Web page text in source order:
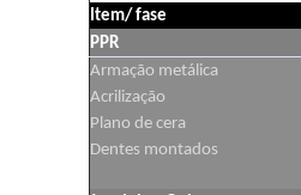
Item/ fase
PPR
Armação metálica
Acrilização
Plano de cera
Dentes montados